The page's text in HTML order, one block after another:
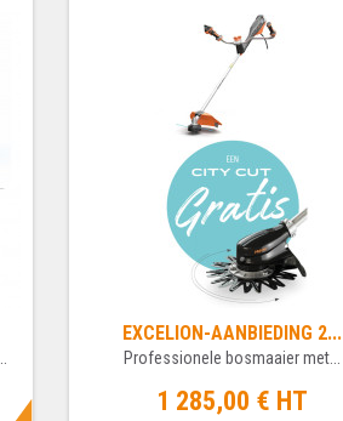
EXCELION-AANBIEDING 2...
Professionele bosmaaier met...
1 285,00 € HT